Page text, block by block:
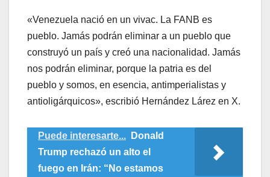
«Venezuela nació en un vivac. La FANB es
pueblo. Jamás podrán eliminar a un pueblo que
construyó un país y creó una nacionalidad. Jamás
nos podrán eliminar, porque la patria es del
pueblo y somos, en esencia, antimperialistas y
antioligárquicos», escribió Hernández Lárez en X.
Puede interesarte...
Donald
Trump rechazó un alto el
fuego en Irán: “No estamos